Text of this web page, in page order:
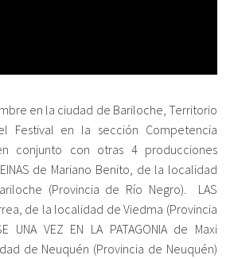
en la ciudad de Bariloche, Territorio
Festival en la sección Competencia
conjunto con otras 4 producciones
de Mariano Benito, de la localidad
(Provincia de Río Negro). LAS
de la localidad de Viedma (Provincia
UNA VEZ EN LA PATAGONIA de Maxi
de Neuquén (Provincia de Neuquén)